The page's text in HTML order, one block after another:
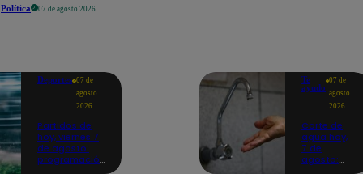
Política 07 de agosto 2026
Deportes 07 de
agosto
2026
Partidos de
hoy, viernes 7
de agosto:
programación
Te
ayudo
07 de
agosto
2026
Corte de
agua hoy,
7 de
agosto: